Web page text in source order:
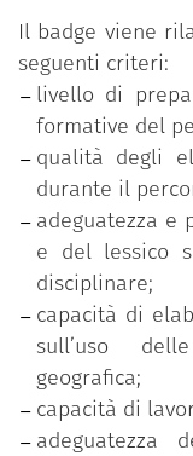
Il badge viene
seguenti criteri:
livello di
formative del
qualità degli
durante il
adeguatezza e
e del lessico
disciplinare;
capacità di
sull’uso
geografica;
capacità di
adeguatezza